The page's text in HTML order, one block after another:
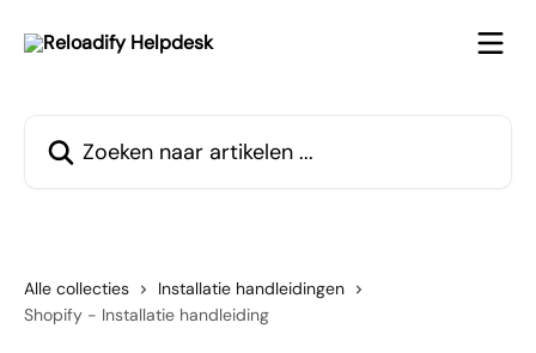
Alle collecties
Installatie handleidingen
Shopify - Installatie handleiding